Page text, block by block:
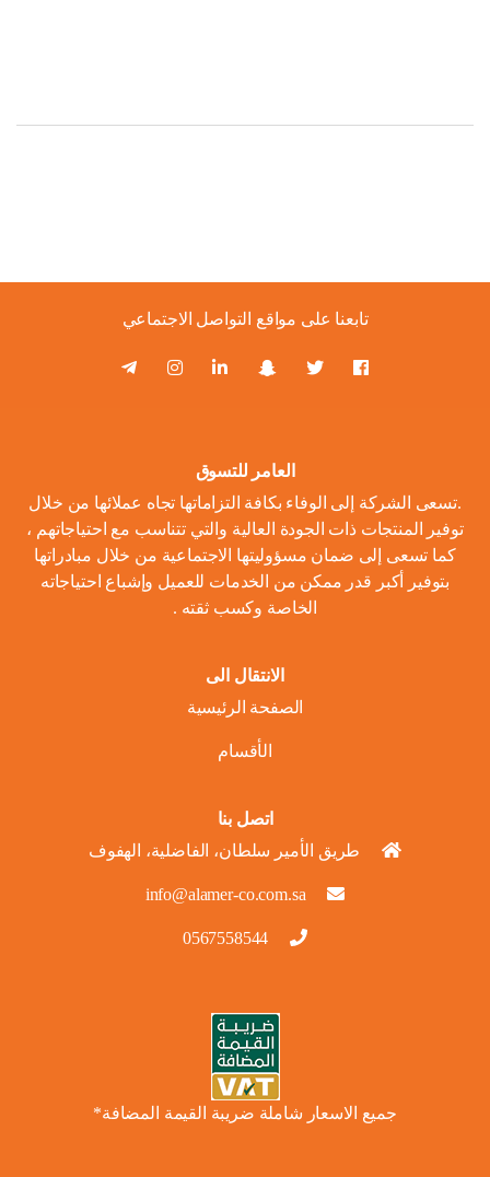
تابعنا على مواقع التواصل الاجتماعي
العامر للتسوق
.تسعى الشركة إلى الوفاء بكافة التزاماتها تجاه عملائها من خلال
توفير المنتجات ذات الجودة العالية والتي تتناسب مع احتياجاتهم ،
كما تسعى إلى ضمان مسؤوليتها الاجتماعية من خلال مبادراتها
بتوفير أكبر قدر ممكن من الخدمات للعميل وإشباع احتياجاته
الخاصة وكسب ثقته .
الانتقال الى
الصفحة الرئيسية
الأقسام
اتصل بنا
طريق الأمير سلطان، الفاضلية، الهفوف
info@alamer-co.com.sa
0567558544
جميع الاسعار شاملة ضريبة القيمة المضافة*